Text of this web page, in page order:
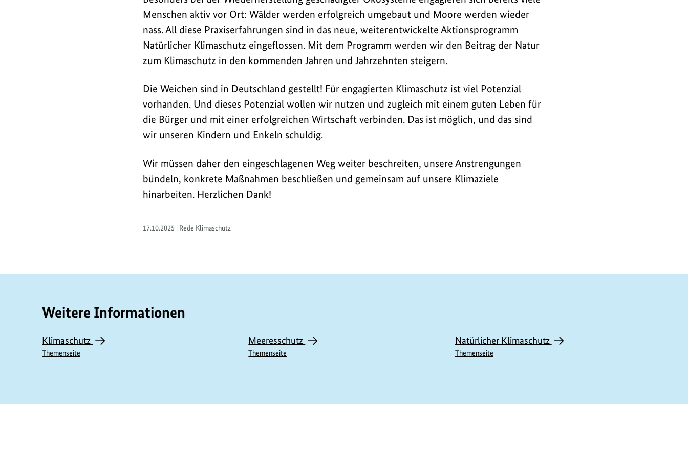
Menschen aktiv vor Ort: Wälder werden erfolgreich umgebaut und Moore werden wieder
nass. All diese Praxiserfahrungen sind in das neue, weiterentwickelte Aktionsprogramm
Natürlicher Klimaschutz eingeflossen. Mit dem Programm werden wir den Beitrag der Natur
zum Klimaschutz in den kommenden Jahren und Jahrzehnten steigern.
Die Weichen sind in Deutschland gestellt! Für engagierten Klimaschutz ist viel Potenzial
vorhanden. Und dieses Potenzial wollen wir nutzen und zugleich mit einem guten Leben für
die Bürger und mit einer erfolgreichen Wirtschaft verbinden. Das ist möglich, und das sind
wir unseren Kindern und Enkeln schuldig.
Wir müssen daher den eingeschlagenen Weg weiter beschreiten, unsere Anstrengungen
bündeln, konkrete Maßnahmen beschließen und gemeinsam auf unsere Klimaziele
hinarbeiten. Herzlichen Dank!
17.10.2025 | Rede Klimaschutz
Weitere Informationen
Klimaschutz
Themenseite
Meeresschutz
Themenseite
Natürlicher Klimaschutz
Themenseite